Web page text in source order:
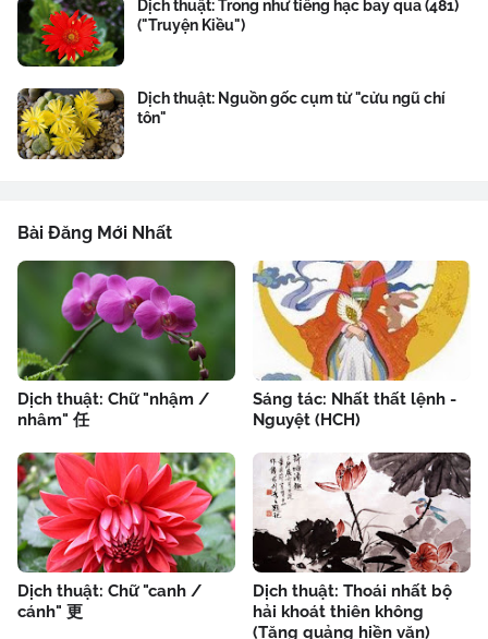
Dịch thuật: Trong như tiếng hạc bay qua (481)
("Truyện Kiều")
Dịch thuật: Nguồn gốc cụm từ "cửu ngũ chí
tôn"
Bài Đăng Mới Nhất
Dịch thuật: Chữ "nhậm /
nhâm" 任
Sáng tác: Nhất thất lệnh -
Nguyệt (HCH)
Dịch thuật: Chữ "canh /
cánh" 更
Dịch thuật: Thoái nhất bộ
hải khoát thiên không
(Tăng quảng hiền văn)